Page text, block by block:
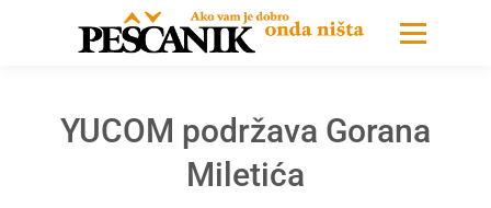
YUCOM podržava Gorana
Miletića